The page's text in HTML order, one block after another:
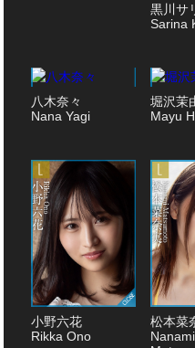
黒川サ
Sarina
八木奈々
Nana Yagi
堀沢茉
Mayu
小野六花
Rikka Ono
松本菜
Nanami